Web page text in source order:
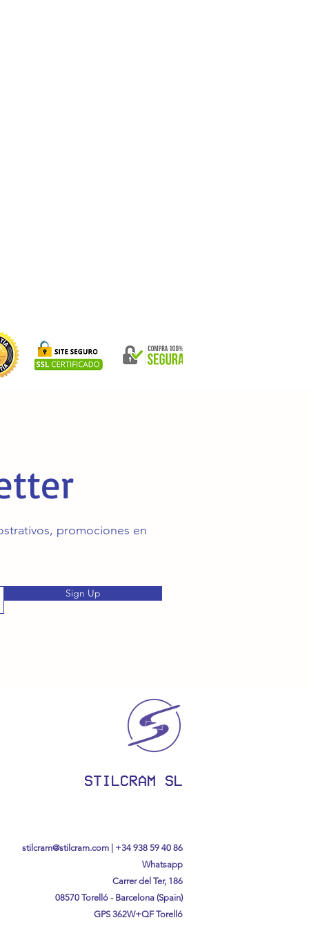
promociones en
Sign Up
STILCRAM SL
stilcram@stilcram.com
+34 938 59 40 86
Whatsapp
Carrer del Ter, 186
08570 Torelló - Barcelona (Spain)
GPS 362W+QF Torelló